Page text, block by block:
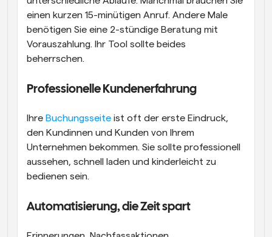
einen kurzen 15-minütigen Anruf. Andere Male
benötigen Sie eine 2-stündige Beratung mit
Vorauszahlung. Ihr Tool sollte beides
beherrschen.
Professionelle Kundenerfahrung
Ihre Buchungsseite ist oft der erste Eindruck,
den Kundinnen und Kunden von Ihrem
Unternehmen bekommen. Sie sollte professionell
aussehen, schnell laden und kinderleicht zu
bedienen sein.
Automatisierung, die Zeit spart